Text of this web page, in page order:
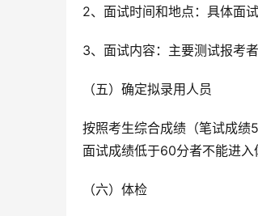
2、面试时间和地点：具体面
3、面试内容：主要测试报考
（五）确定拟录用人员
按照考生综合成绩（笔试成绩
面试成绩低于60分者不能进入
（六）体检